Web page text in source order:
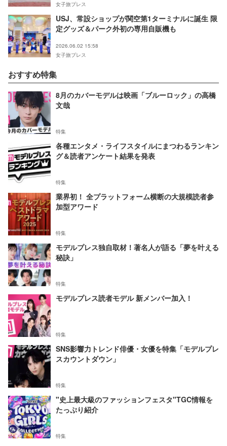
女子旅プレス
USJ、常設ショップが関空第1ターミナルに誕生 限
定グッズ＆パーク外初の専用自販機も
2026.06.02 15:58
女子旅プレス
おすすめ特集
8月のカバーモデルは映画「ブルーロック」の高橋
文哉
特集
各種エンタメ・ライフスタイルにまつわるランキン
グ＆読者アンケート結果を発表
特集
業界初！ 全プラットフォーム横断の大規模読者参
加型アワード
特集
モデルプレス独自取材！著名人が語る「夢を叶える
秘訣」
特集
モデルプレス読者モデル 新メンバー加入！
特集
SNS影響力トレンド俳優・女優を特集「モデルプレ
スカウントダウン」
特集
"史上最大級のファッションフェスタ"TGC情報を
たっぷり紹介
特集